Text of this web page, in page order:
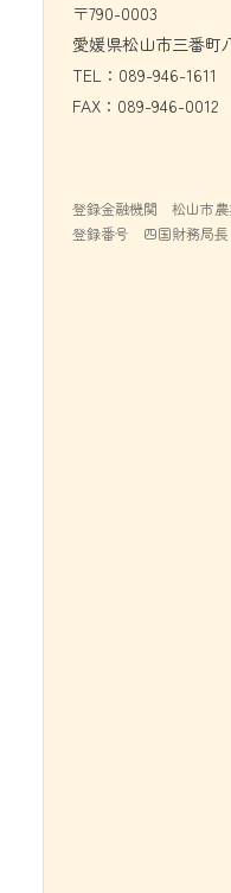
〒790-0003
愛媛県松山市三番町
TEL：089-946-1611
FAX：089-946-0012
登録金融機関 松山市農
登録番号 四国財務局長